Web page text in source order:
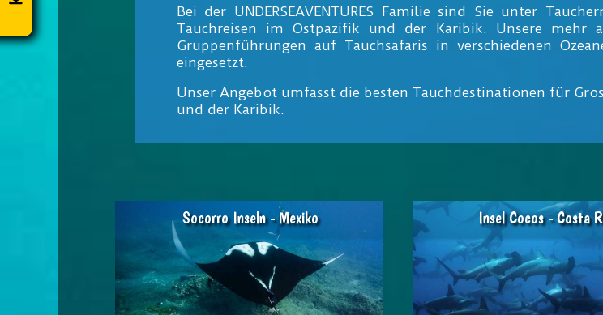
Bei der UNDERSEAVENTURES Familie sind Sie unter
Tauchreisen im Ostpazifik und der Karibik. Unsere
Gruppenführungen auf Tauchsafaris in verschiedenen
eingesetzt.
Unser Angebot umfasst die besten Tauchdestinationen für
und der Karibik.
Socorro Inseln - Mexiko Insel Cocos - Costa